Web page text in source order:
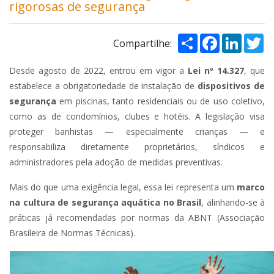
REVISTAS ONLINE
FALE CONOSCO
rigorosas de segurança
Compartilhar
Facebook
Compartilhe:
Desde agosto de 2022, entrou em vigor a Lei nº 14.327, que
estabelece a obrigatoriedade de instalação de dispositivos de
segurança em piscinas, tanto residenciais ou de uso coletivo,
como as de condomínios, clubes e hotéis. A legislação visa
proteger banhistas — especialmente crianças — e
responsabiliza diretamente proprietários, síndicos e
administradores pela adoção de medidas preventivas.
Mais do que uma exigência legal, essa lei representa um marco
na cultura de segurança aquática no Brasil, alinhando-se à
práticas já recomendadas por normas da ABNT (Associação
Brasileira de Normas Técnicas).